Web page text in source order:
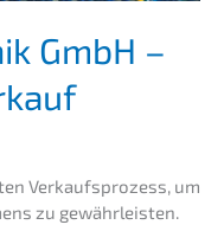
GmbH –
Verkaufs­pro­zess, um
zu gewährleisten.